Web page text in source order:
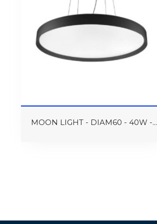
MOON LIGHT - DIAM60 - 40W -...